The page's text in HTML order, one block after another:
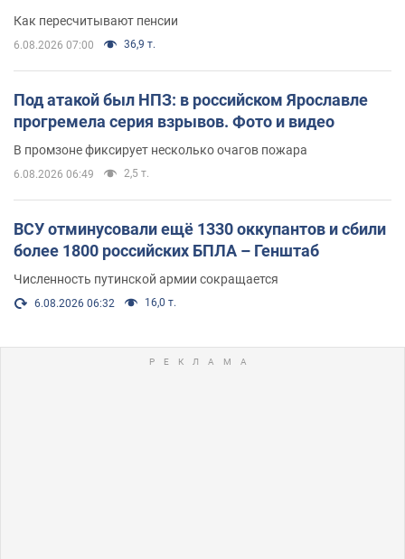
Как пересчитывают пенсии
6.08.2026 07:00 36,9 т.
Под атакой был НПЗ: в российском Ярославле
прогремела серия взрывов. Фото и видео
В промзоне фиксирует несколько очагов пожара
6.08.2026 06:49 2,5 т.
ВСУ отминусовали ещё 1330 оккупантов и сбили
более 1800 российских БПЛА – Генштаб
Численность путинской армии сокращается
6.08.2026 06:32 16,0 т.